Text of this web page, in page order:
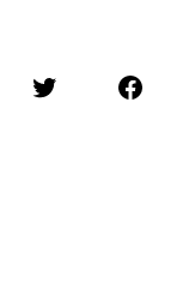
Twitter